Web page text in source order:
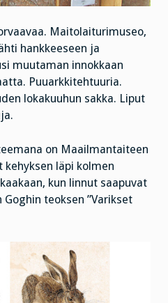
Maitolaiturimuseo,
hankkeeseen ja
muutaman innokkaan
Puuarkkitehtuuria.
lokakuuhun sakka. Liput
on Maailmantaiteen
kehyksen läpi kolmen
kun linnut saapuvat
teoksen ”Varikset